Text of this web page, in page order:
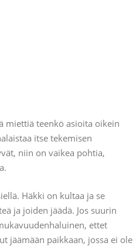
miettiä teenkö asioita oikein
itse tekemisen
niin on vaikea pohtia,
Häkki on kultaa ja se
ja joiden jäädä. Jos suurin
ettet
jäämään paikkaan, jossa ei ole